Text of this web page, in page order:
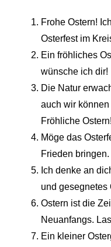
Frohe Ostern!
Osterfest im
Ein fröhliches
wünsche ich dir!
Die Natur
auch wir
Fröhliche Ostern!
Möge das
Frieden bringen.
Ich denke an
und gesegnetes
Ostern ist die
Neuanfangs.
Ein kleiner